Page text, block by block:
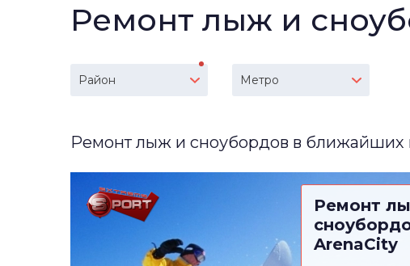
Ремонт лыж и
Район Метро
Ремонт лыж и сноубордов в ближайших
Ремонт
ArenaCity